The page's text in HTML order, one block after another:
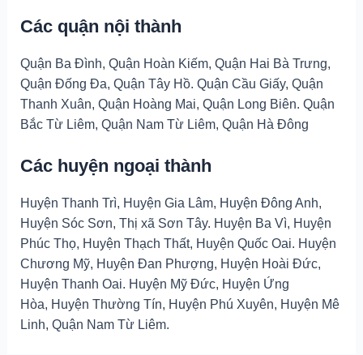
Các quận nội thành
Quận Ba Đình, Quận Hoàn Kiếm, Quận Hai Bà Trưng,
Quận Đống Đa, Quận Tây Hồ. Quận Cầu Giấy, Quận
Thanh Xuân, Quận Hoàng Mai, Quận Long Biên. Quận
Bắc Từ Liêm, Quận Nam Từ Liêm, Quận Hà Đông
Các huyện ngoại thành
Huyện Thanh Trì, Huyện Gia Lâm, Huyện Đông Anh,
Huyện Sóc Sơn, Thị xã Sơn Tây. Huyện Ba Vì, Huyện
Phúc Thọ, Huyện Thạch Thất, Huyện Quốc Oai. Huyện
Chương Mỹ, Huyện Đan Phượng, Huyện Hoài Đức,
Huyện Thanh Oai. Huyện Mỹ Đức, Huyện Ứng
Hòa, Huyện Thường Tín, Huyện Phú Xuyên, Huyện Mê
Linh, Quận Nam Từ Liêm.